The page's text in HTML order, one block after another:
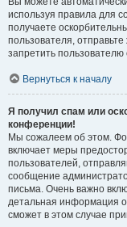
используя правила для
получаете
пользователя,
запретить
Вернуться к началу
Я получил спам или
конференции!
Мы сожалеем об этом.
включает меры
пользователей,
сообщение
письма. Очень важно
детальная информация
сможет в этом случае